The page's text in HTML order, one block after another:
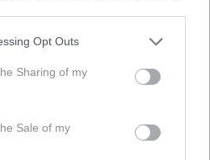
app uses one or more Google
behaviour. You may click to
and its third-party tags to
purposes in below Google
Opt Outs
Sharing of my
Sale of my
je seveda obdržal
pragov in spodnjega robu
navkljub niso namenili zaprte